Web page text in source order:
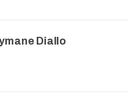
Diallo